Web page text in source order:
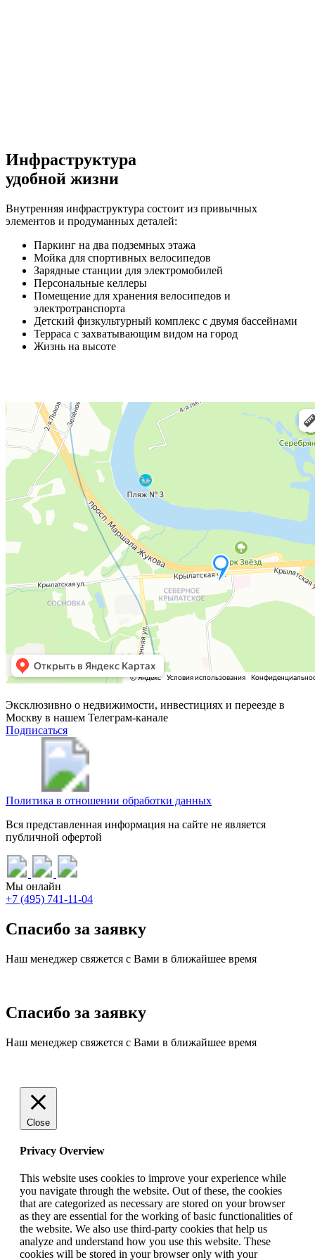
Инфраструктура
удобной жизни
Внутренняя инфраструктура состоит из привычных
элементов и продуманных деталей:
Паркинг на два подземных этажа
Мойка для спортивных велосипедов
Зарядные станции для электромобилей
Персональные келлеры
Помещение для хранения велосипедов и
электротранспорта
Детский физкультурный комплекс с двумя бассейнами
Терраса с захватывающим видом на город
Жизнь на высоте
Эксклюзивно о недвижимости, инвестициях и переезде в
Москву в нашем Телеграм-канале
Подписаться
Политика в отношении обработки данных
Вся представленная информация на сайте не является
публичной офертой
Мы онлайн
+7 (495) 741-11-04
Спасибо за заявку
Наш менеджер свяжется с Вами в ближайшее время
Спасибо за заявку
Наш менеджер свяжется с Вами в ближайшее время
Close
Privacy Overview
This website uses cookies to improve your experience while
you navigate through the website. Out of these, the cookies
that are categorized as necessary are stored on your browser
as they are essential for the working of basic functionalities of
the website. We also use third-party cookies that help us
analyze and understand how you use this website. These
cookies will be stored in your browser only with your